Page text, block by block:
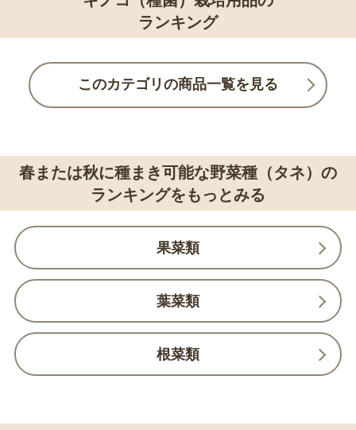
ランキング
このカテゴリの商品一覧を見る
春または秋に種まき可能な野菜種（タネ）の
ランキングをもっとみる
果菜類
葉菜類
根菜類